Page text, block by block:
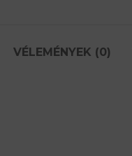
VÉLEMÉNYEK (0)